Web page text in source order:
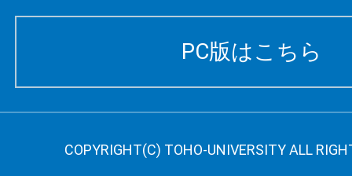
PC版はこちら
COPYRIGHT(C) TOHO-UNIVERSITY ALL